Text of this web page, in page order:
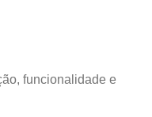
funcionalidade e